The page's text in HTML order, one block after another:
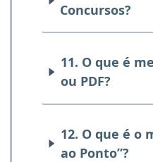
Concursos?
11. O que é
ou PDF?
12. O que é o
ao Ponto”?